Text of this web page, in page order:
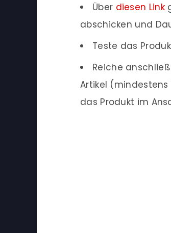
Über diesen Link
abschicken und
Teste das
Reiche
Artikel
das Produkt im